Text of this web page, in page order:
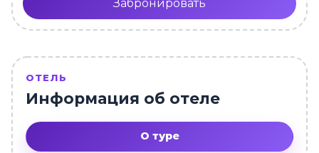
Забронировать
ОТЕЛЬ
Информация об отеле
О туре